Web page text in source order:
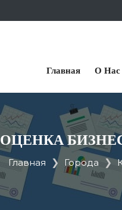
Главная О Нас
ОЦЕНКА
Главная Города